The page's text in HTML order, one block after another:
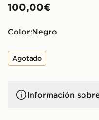
100,00€
Color: negro
Agotado
Información